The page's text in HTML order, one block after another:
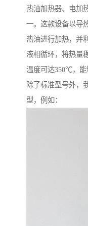
热油加热器、电加
一。这款设备以导
热油进行加热，并
液相循环，将热量
温度可达350℃，能
除了标准型号外，
型，例如：